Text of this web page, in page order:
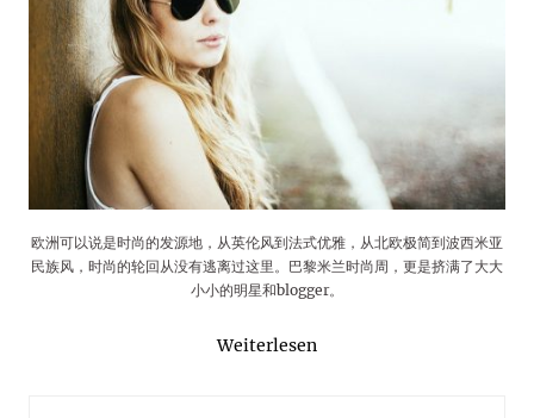
欧洲可以说是时尚的发源地，从英伦风到法式优雅，从北欧极简到波西米亚
民族风，时尚的轮回从没有逃离过这里。巴黎米兰时尚周，更是挤满了大大
小小的明星和blogger。
Weiterlesen